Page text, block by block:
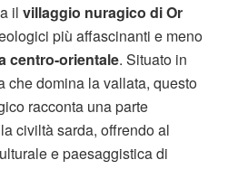
il villaggio nuragico di Or
più affascinanti e meno
centro-orientale. Situato in
che domina la vallata, questo
racconta una parte
civiltà sarda, offrendo al
e paesaggistica di